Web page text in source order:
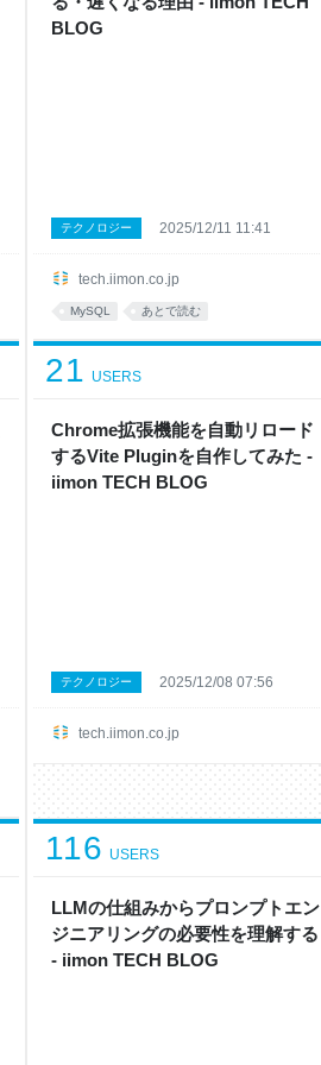
BLOG
tech.iimon.co.jp
テクノロジー 2025/12/11 11:41
MySQL あとで読む
Chrome拡張機能を自動リロード
するVite Pluginを自作してみた -
iimon TECH BLOG
21 USERS
tech.iimon.co.jp
テクノロジー 2025/12/08 07:56
LLMの仕組みからプロンプトエン
ジニアリングの必要性を理解する
- iimon TECH BLOG
116 USERS